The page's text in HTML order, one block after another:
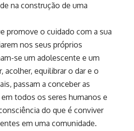
na construção de uma
promove o cuidado com a sua
nos seus próprios
se um adolescente e um
equilibrar o dar e o
passam a conceber as
todos os seres humanos e
do que é conviver
em uma comunidade.